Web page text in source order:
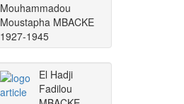
Mouhammadou
Moustapha MBACKE
1927-1945
El Hadji
Fadilou